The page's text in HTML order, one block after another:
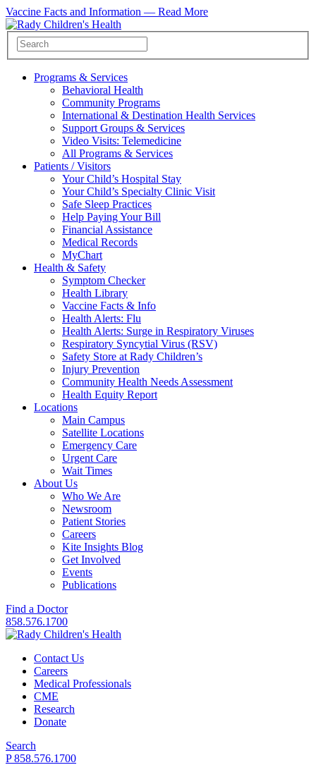
Vaccine Facts and Information — Read More
Programs & Services
Behavioral Health
Community Programs
International & Destination Health Services
Support Groups & Services
Video Visits: Telemedicine
All Programs & Services
Patients / Visitors
Your Child’s Hospital Stay
Your Child’s Specialty Clinic Visit
Safe Sleep Practices
Help Paying Your Bill
Financial Assistance
Medical Records
MyChart
Health & Safety
Symptom Checker
Health Library
Vaccine Facts & Info
Health Alerts: Flu
Health Alerts: Surge in Respiratory Viruses
Respiratory Syncytial Virus (RSV)
Safety Store at Rady Children’s
Injury Prevention
Community Health Needs Assessment
Health Equity Report
Locations
Main Campus
Satellite Locations
Emergency Care
Urgent Care
Wait Times
About Us
Who We Are
Newsroom
Patient Stories
Careers
Kite Insights Blog
Get Involved
Events
Publications
Find a Doctor
858.576.1700
Contact Us
Careers
Medical Professionals
CME
Research
Donate
Search
P 858.576.1700